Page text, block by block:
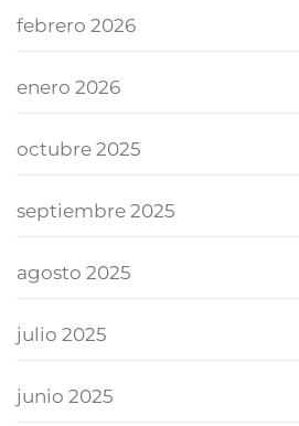
febrero 2026
enero 2026
octubre 2025
septiembre 2025
agosto 2025
julio 2025
junio 2025